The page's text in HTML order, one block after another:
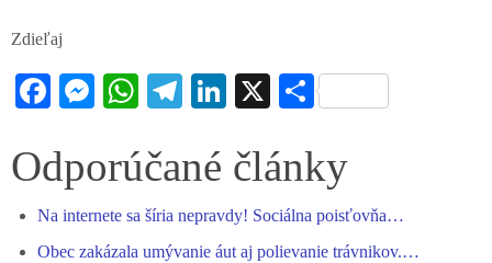
Zdieľaj
Fa
bo
ok
M
se
er
W
ts
pp
Te
gr
m
Li
ed
X S
re
Odporúčané články
Na internete sa šíria nepravdy! Sociálna poisťovňa…
Obec zakázala umývanie áut aj polievanie trávnikov.…